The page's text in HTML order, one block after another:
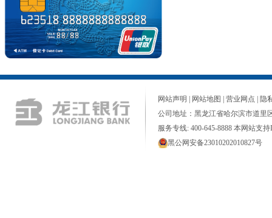
网站声明 | 网站地图 | 营业网点 | 隐
公司地址：黑龙江省哈尔滨市道里
服务专线: 400-645-8888 本网站支持
黑公网安备23010202010827号